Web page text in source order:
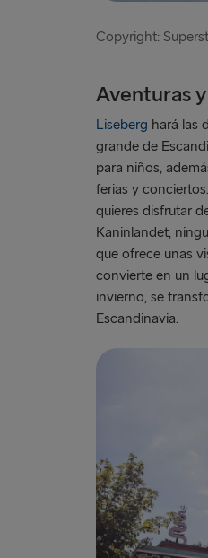
Copyright:
Aventuras
Liseberg hará las
grande de
para niños,
ferias y
quieres disfrutar
Kaninlandet,
que ofrece unas
convierte en un
invierno, se
Escandinavia.